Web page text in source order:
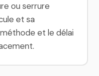
ou serrure
et sa
et le délai